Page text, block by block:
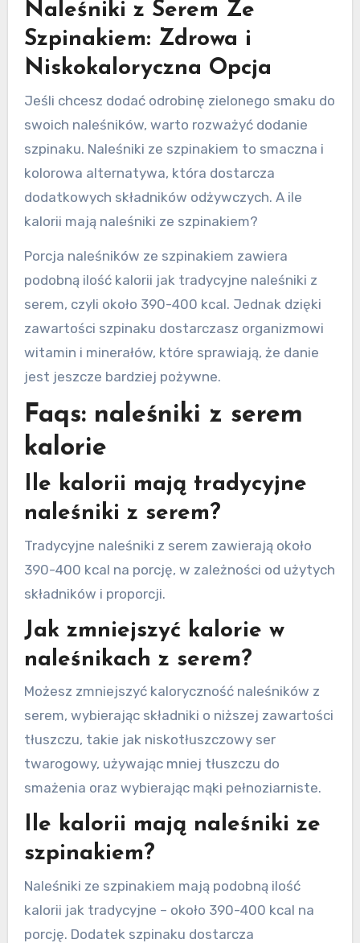
Naleśniki z Serem Ze
Szpinakiem: Zdrowa i
Niskokaloryczna Opcja
Jeśli chcesz dodać odrobinę zielonego smaku do
swoich naleśników, warto rozważyć dodanie
szpinaku. Naleśniki ze szpinakiem to smaczna i
kolorowa alternatywa, która dostarcza
dodatkowych składników odżywczych. A ile
kalorii mają naleśniki ze szpinakiem?
Porcja naleśników ze szpinakiem zawiera
podobną ilość kalorii jak tradycyjne naleśniki z
serem, czyli około 390-400 kcal. Jednak dzięki
zawartości szpinaku dostarczasz organizmowi
witamin i minerałów, które sprawiają, że danie
jest jeszcze bardziej pożywne.
Faqs: naleśniki z serem
kalorie
Ile kalorii mają tradycyjne
naleśniki z serem?
Tradycyjne naleśniki z serem zawierają około
390-400 kcal na porcję, w zależności od użytych
składników i proporcji.
Jak zmniejszyć kalorie w
naleśnikach z serem?
Możesz zmniejszyć kaloryczność naleśników z
serem, wybierając składniki o niższej zawartości
tłuszczu, takie jak niskotłuszczowy ser
twarogowy, używając mniej tłuszczu do
smażenia oraz wybierając mąki pełnoziarniste.
Ile kalorii mają naleśniki ze
szpinakiem?
Naleśniki ze szpinakiem mają podobną ilość
kalorii jak tradycyjne – około 390-400 kcal na
porcję. Dodatek szpinaku dostarcza